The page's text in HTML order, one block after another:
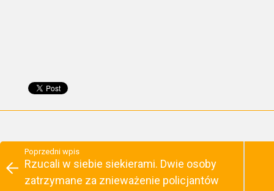
Poprzedni wpis
Rzucali w siebie siekierami. Dwie osoby
zatrzymane za znieważenie policjantów